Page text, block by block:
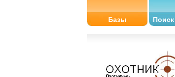
Базы Поиск